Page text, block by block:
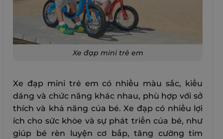
Xe đạp mini trẻ em
Xe đạp mini trẻ em có nhiều màu sắc, kiểu
dáng và chức năng khác nhau, phù hợp với sở
thích và khả năng của bé. Xe đạp có nhiều lợi
ích cho sức khỏe và sự phát triển của bé, như
giúp bé rèn luyện cơ bắp, tăng cường tim